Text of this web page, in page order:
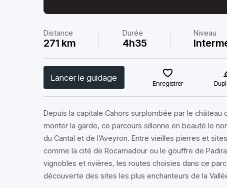
Distance
271 km
Durée
4h35
Niveau
Lancer le guidage
Enregistrer
Depuis la capitale Cahors surplombée par le
monter la garde, ce parcours sillonne en beauté le
du Cantal et de l’Aveyron. Entre vieilles pierres et
comme la cité de Rocamadour ou le gouffre de
vignobles et rivières, les routes choisies dans ce
découverte des sites les plus enchanteurs de la